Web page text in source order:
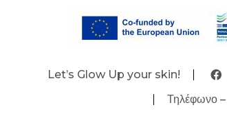
Let’s Glow Up your skin!
Τηλέφωνο –